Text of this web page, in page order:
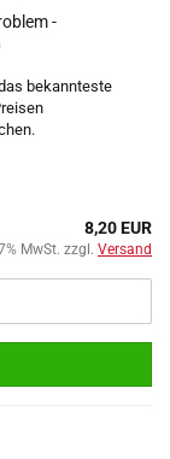
-
bekannteste
8,20 EUR
MwSt. zzgl. Versand